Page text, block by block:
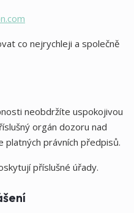
co nejrychleji a společně
neobdržíte uspokojivou
orgán dozoru nad
platných právních předpisů.
příslušné úřady.